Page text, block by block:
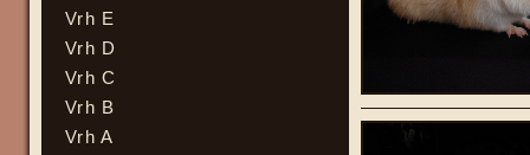
Vrh E
Vrh D
Vrh C
Vrh B
Vrh A